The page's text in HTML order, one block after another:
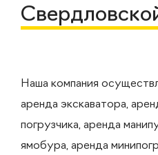
Наша компания
аренда экскаватора,
погрузчика, аренда
ямобура, аренда